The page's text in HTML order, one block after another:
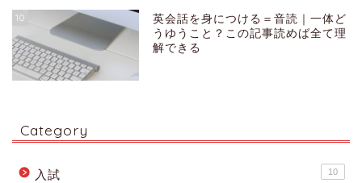
10
英会話を身につける＝音読｜一体ど
うゆうこと？この記事読めば全て理
解できる
Category
入試 10